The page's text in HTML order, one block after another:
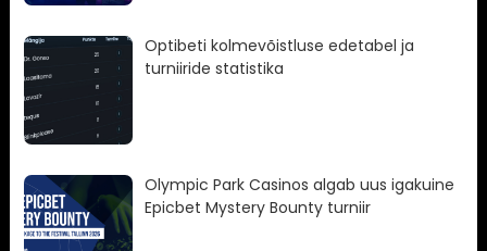
Optibeti kolmevõistluse edetabel ja
turniiride statistika
Olympic Park Casinos algab uus igakuine
Epicbet Mystery Bounty turniir